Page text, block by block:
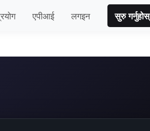
एपीआई लगइन सुरु गर्नुहोस्